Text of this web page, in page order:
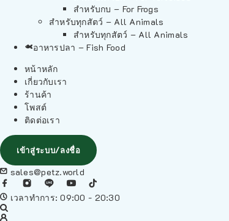
สำหรับกบ – For Frogs
สำหรับทุกสัตว์ – All Animals
สำหรับทุกสัตว์ – All Animals
อาหารปลา – Fish Food
หน้าหลัก
เกี่ยวกับเรา
ร้านค้า
โพสต์
ติดต่อเรา
เข้าสู่ระบบ/ลงชื่อ
sales@petz.world
เวลาทำการ: 09:00 - 20:30